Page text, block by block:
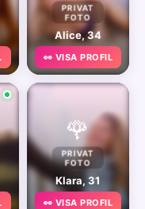
PRIVAT
FOTO
Alice, 34
👀 VISA PROFIL
🌹
PRIVAT
FOTO
Klara, 31
👀 VISA PROFIL